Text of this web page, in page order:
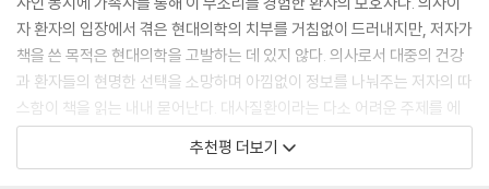
‘왜 이렇게 염증이 많이 생길까?’라고 질문하도록 요구받은 적도 전혀 없었
다. 소피아의 모든 질환이 관련 있을 수 있다는 직감이 들었지만, 그 호기심
을 파고드는 대신 항상 내 전문 분야 내에서 지침대로 처방전을 쓰고 메스
를 손에 쥐었다. 소피아를 만난 직후 나는 우리 의료 시스템의 엄청난 규모
와 진료 범위에도 불구하고 내 환자들과 주변 사람들이 아픈 이유를 알아
내기 전에는 다른 환자를 수술해줄 수 없다는 생각이 아주 강하게 들었다.
작한다. 책의 저자이자 스탠퍼드 의대를 졸업한 외과의 케이시 민스 박사
는 “문제는 병명이 아니라, 우리 몸의 세포가 에너지를 제대로 만들지 못하
고 있다는 것”이라고 말한다. 저자는 대학병원에서 환자들을 치료하면서
그들이 왜 같은 증상으로 병원을 계속 다시 찾게 되는지 의문을 품었고, 이
질문을 근본적으로 이해하고자 세포 대사와 생체 에너지에 대한 연구에 매
진했다. 그리고 수년의 임상과 실천을 바탕으로, “대부분의 만성질환은 세
포 에너지 장애라는 한 가지 원인에서 비롯된다”는 강력한 결론에 도달한
자 환자의 입장에서 겪은 현대의학의 치부를 거침없이 드러내지만, 저자가
책을 쓴 목적은 현대의학을 고발하는 데 있지 않다. 의사로서 대중의 건강
과 환자들의 현명한 선택을 소망하며 아낌없이 정보를 나눠주는 저자의 따
스함이 책을 읽는 내내 묻어난다. 대사질환이라는 다소 어려운 주제를 에
너지의 관점에서 이처럼 쉽게 풀어 쓴 책은 흔치 않다. 건강하기를 희망하
는 모든 사람들과 환자를 진료하는 모든 의료인들이 반드시 읽어봐야 할
추천평 더보기